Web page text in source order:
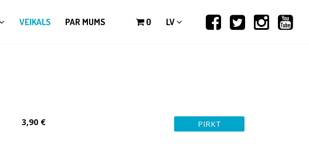
VEIKALS PAR MUMS 0 LV
3,90 €